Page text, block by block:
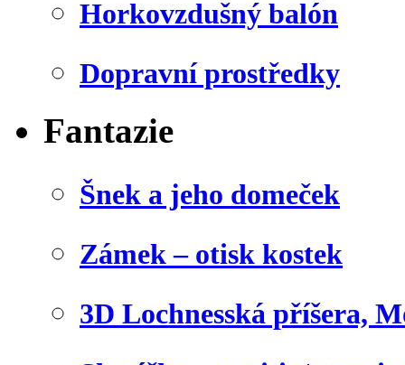
Horkovzdušný balón
Dopravní prostředky
Fantazie
Šnek a jeho domeček
Zámek – otisk kostek
3D Lochnesská příšera,